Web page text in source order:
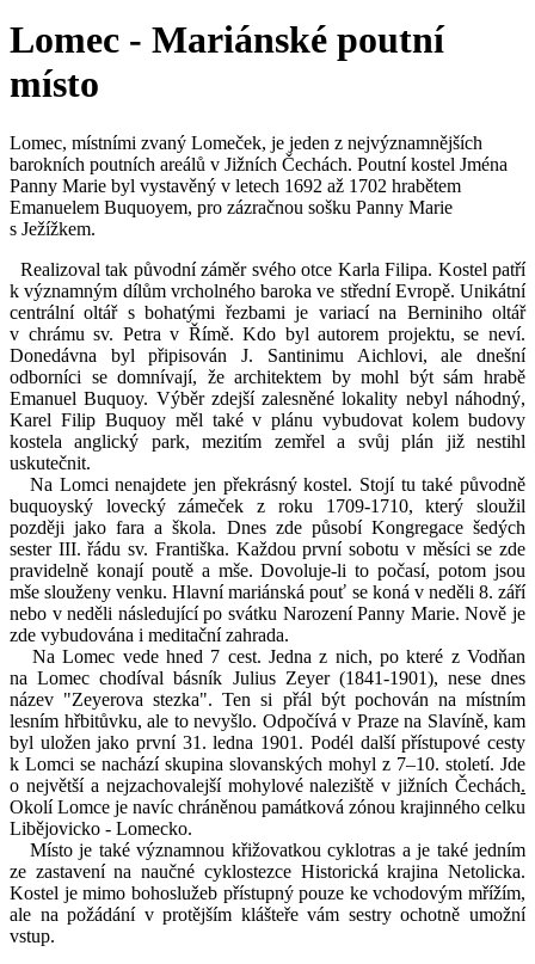
Lomec - Mariánské poutní
místo
Lomec, místními zvaný Lomeček, je jeden z nejvýznamnějších
barokních poutních areálů v Jižních Čechách. Poutní kostel Jména
Panny Marie byl vystavěný v letech 1692 až 1702 hrabětem
Emanuelem Buquoyem, pro zázračnou sošku Panny Marie
s Ježížkem.
Realizoval tak původní záměr svého otce Karla Filipa. Kostel patří
k významným dílům vrcholného baroka ve střední Evropě. Unikátní
centrální oltář s bohatými řezbami je variací na Berniniho oltář
v chrámu sv. Petra v Římě. Kdo byl autorem projektu, se neví.
Donedávna byl připisován J. Santinimu Aichlovi, ale dnešní
odborníci se domnívají, že architektem by mohl být sám hrabě
Emanuel Buquoy. Výběr zdejší zalesněné lokality nebyl náhodný,
Karel Filip Buquoy měl také v plánu vybudovat kolem budovy
kostela anglický park, mezitím zemřel a svůj plán již nestihl
uskutečnit.
Na Lomci nenajdete jen překrásný kostel. Stojí tu také původně
buquoyský lovecký zámeček z roku 1709-1710, který sloužil
později jako fara a škola. Dnes zde působí Kongregace šedých
sester III. řádu sv. Františka. Každou první sobotu v měsíci se zde
pravidelně konají poutě a mše. Dovoluje-li to počasí, potom jsou
mše slouženy venku. Hlavní mariánská pouť se koná v neděli 8. září
nebo v neděli následující po svátku Narození Panny Marie. Nově je
zde vybudována i meditační zahrada.
Na Lomec vede hned 7 cest. Jedna z nich, po které z Vodňan
na Lomec chodíval básník Julius Zeyer (1841-1901), nese dnes
název "Zeyerova stezka". Ten si přál být pochován na místním
lesním hřbitůvku, ale to nevyšlo. Odpočívá v Praze na Slavíně, kam
byl uložen jako první 31. ledna 1901. Podél další přístupové cesty
k Lomci se nachází skupina slovanských mohyl z 7–10. století. Jde
o největší a nejzachovalejší mohylové naleziště v jižních Čechách.
Okolí Lomce je navíc chráněnou památková zónou krajinného celku
Libějovicko - Lomecko.
Místo je také významnou křižovatkou cyklotras a je také jedním
ze zastavení na naučné cyklostezce Historická krajina Netolicka.
Kostel je mimo bohoslužeb přístupný pouze ke vchodovým mřížím,
ale na požádání v protějším klášteře vám sestry ochotně umožní
vstup.